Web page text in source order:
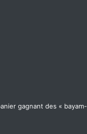
gagnant des « bayam-